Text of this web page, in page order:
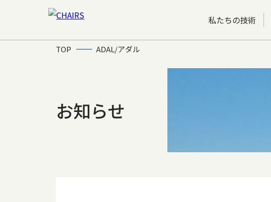
私たちの技術
TOP ADAL/アダル
お知らせ